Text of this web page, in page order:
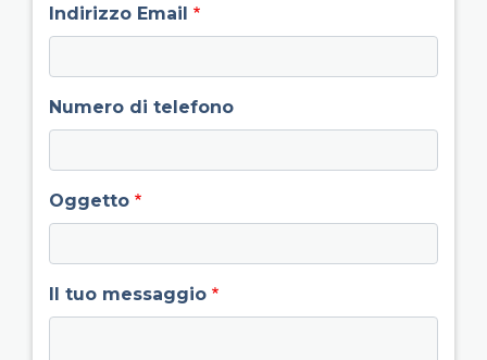
Indirizzo Email
Numero di telefono
Oggetto
Il tuo messaggio